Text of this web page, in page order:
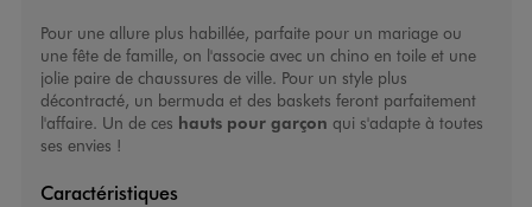
Pour une allure plus habillée, parfaite pour un mariage ou
une fête de famille, on l'associe avec un chino en toile et une
jolie paire de chaussures de ville. Pour un style plus
décontracté, un bermuda et des baskets feront parfaitement
l'affaire. Un de ces hauts pour garçon qui s'adapte à toutes
ses envies !
Caractéristiques